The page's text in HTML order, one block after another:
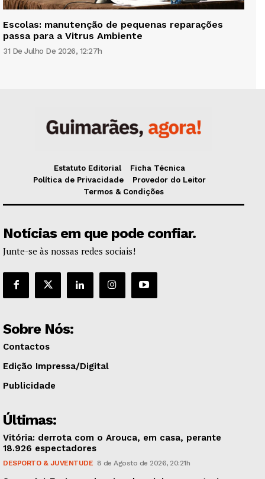
Escolas: manutenção de pequenas reparações
passa para a Vitrus Ambiente
31 De Julho De 2026, 12:27h
Estatuto Editorial
Ficha Técnica
Política de Privacidade
Provedor do Leitor
Termos & Condições
Notícias em que pode confiar.
Junte-se às nossas redes sociais!
Sobre Nós:
Contactos
Edição Impressa/Digital
Publicidade
Últimas:
Vitória: derrota com o Arouca, em casa, perante
18.926 espectadores
DESPORTO & JUVENTUDE 8 de Agosto de 2026, 20:21h